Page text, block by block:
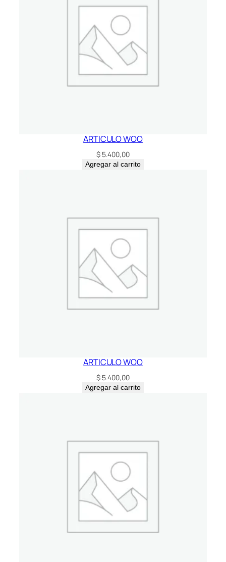
ARTICULO WOO
$ 5.400,00
Agregar al carrito
ARTICULO WOO
$ 5.400,00
Agregar al carrito